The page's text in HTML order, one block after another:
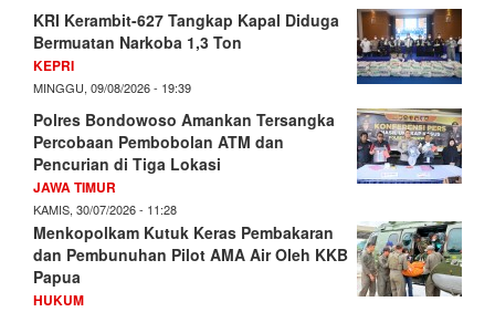
KRI Kerambit-627 Tangkap Kapal Diduga
Bermuatan Narkoba 1,3 Ton
KEPRI
MINGGU, 09/08/2026 - 19:39
Polres Bondowoso Amankan Tersangka
Percobaan Pembobolan ATM dan
Pencurian di Tiga Lokasi
JAWA TIMUR
KAMIS, 30/07/2026 - 11:28
Menkopolkam Kutuk Keras Pembakaran
dan Pembunuhan Pilot AMA Air Oleh KKB
Papua
HUKUM